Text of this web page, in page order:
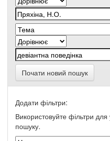
Почати новий пошук
Додати фільтри:
Використовуйте фільтри для
пошуку.